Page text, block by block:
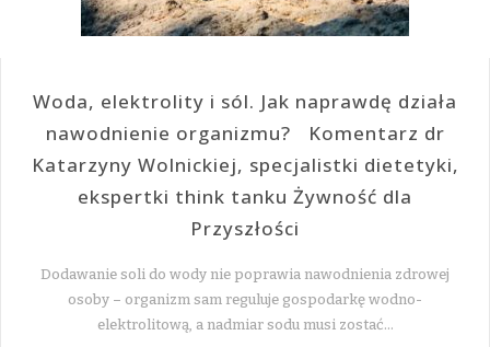
Woda, elektrolity i sól. Jak naprawdę działa
nawodnienie organizmu? Komentarz dr
Katarzyny Wolnickiej, specjalistki dietetyki,
ekspertki think tanku Żywność dla
Przyszłości
Dodawanie soli do wody nie poprawia nawodnienia zdrowej
osoby – organizm sam reguluje gospodarkę wodno-
elektrolitową, a nadmiar sodu musi zostać…